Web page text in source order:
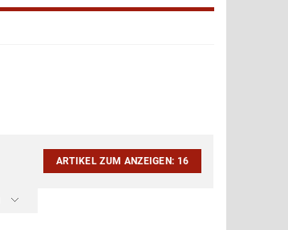
ARTIKEL ZUM ANZEIGEN: 16